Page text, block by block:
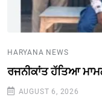
HARYANA NEWS
ਰਜਨੀਕਾਂਤ ਹੱਤਿਆ
AUGUST 6, 2026